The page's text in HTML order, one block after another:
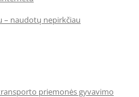
– naudotų nepirkčiau
priemonės gyvavimo